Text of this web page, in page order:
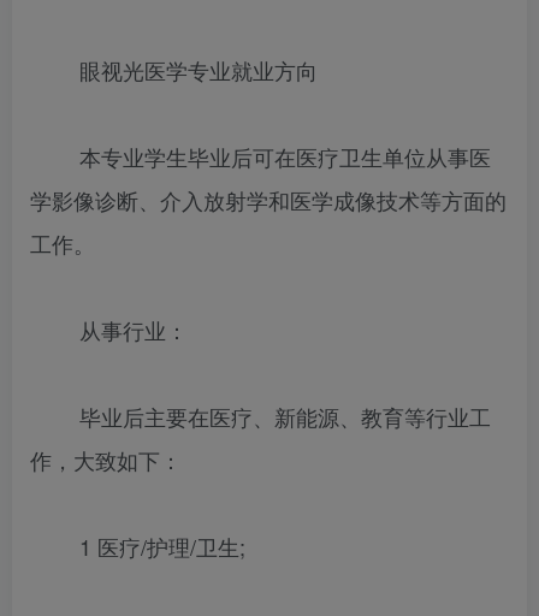
眼视光医学专业就业方向
本专业学生毕业后可在医疗卫生单位从事医
学影像诊断、介入放射学和医学成像技术等方面的
工作。
从事行业：
毕业后主要在医疗、新能源、教育等行业工
作，大致如下：
1 医疗/护理/卫生;